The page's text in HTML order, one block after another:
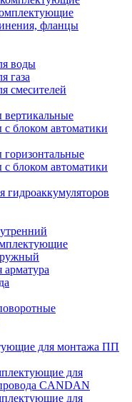
фланцы
воды
газа
смесителей
вертикальные
блоком автоматики
горизонтальные
блоком автоматики
арматура
для монтажа ПП
для
CANDAN
для